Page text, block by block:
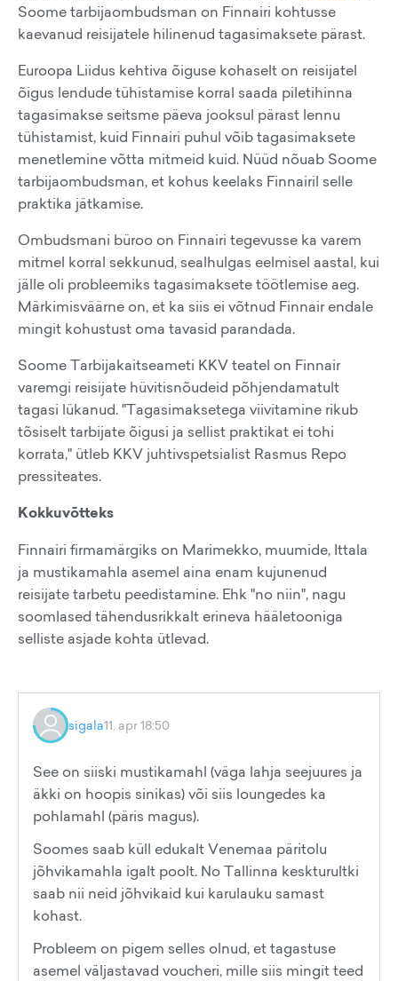
Soome tarbijaombudsman on Finnairi kohtusse
kaevanud reisijatele hilinenud tagasimaksete pärast.
Euroopa Liidus kehtiva õiguse kohaselt on reisijatel
õigus lendude tühistamise korral saada piletihinna
tagasimakse seitsme päeva jooksul pärast lennu
tühistamist, kuid Finnairi puhul võib tagasimaksete
menetlemine võtta mitmeid kuid. Nüüd nõuab Soome
tarbijaombudsman, et kohus keelaks Finnairil selle
praktika jätkamise.
Ombudsmani büroo on Finnairi tegevusse ka varem
mitmel korral sekkunud, sealhulgas eelmisel aastal, kui
jälle oli probleemiks tagasimaksete töötlemise aeg.
Märkimisväärne on, et ka siis ei võtnud Finnair endale
mingit kohustust oma tavasid parandada.
Soome Tarbijakaitseameti KKV teatel on Finnair
varemgi reisijate hüvitisnõudeid põhjendamatult
tagasi lükanud. "Tagasimaksetega viivitamine rikub
tõsiselt tarbijate õigusi ja sellist praktikat ei tohi
korrata," ütleb KKV juhtivspetsialist Rasmus Repo
pressiteates.
Kokkuvõtteks
Finnairi firmamärgiks on Marimekko, muumide, Ittala
ja mustikamahla asemel aina enam kujunenud
reisijate tarbetu peedistamine. Ehk "no niin", nagu
soomlased tähendusrikkalt erineva hääletooniga
selliste asjade kohta ütlevad.
sigala11. apr 18:50
See on siiski mustikamahl (väga lahja seejuures ja
äkki on hoopis sinikas) või siis loungedes ka
pohlamahl (päris magus).
Soomes saab küll edukalt Venemaa päritolu
jõhvikamahla igalt poolt. No Tallinna keskturultki
saab nii neid jõhvikaid kui karulauku samast
kohast.
Probleem on pigem selles olnud, et tagastuse
asemel väljastavad voucheri, mille siis mingit teed